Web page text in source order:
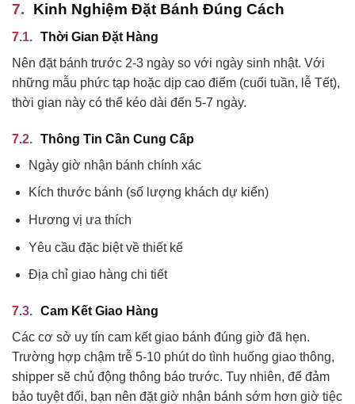
Kinh Nghiệm Đặt Bánh Đúng Cách
Thời Gian Đặt Hàng
Nên đặt bánh trước 2-3 ngày so với ngày sinh nhật. Với
những mẫu phức tạp hoặc dịp cao điểm (cuối tuần, lễ Tết),
thời gian này có thể kéo dài đến 5-7 ngày.
Thông Tin Cần Cung Cấp
Ngày giờ nhận bánh chính xác
Kích thước bánh (số lượng khách dự kiến)
Hương vị ưa thích
Yêu cầu đặc biệt về thiết kế
Địa chỉ giao hàng chi tiết
Cam Kết Giao Hàng
Các cơ sở uy tín cam kết giao bánh đúng giờ đã hẹn.
Trường hợp chậm trễ 5-10 phút do tình huống giao thông,
shipper sẽ chủ động thông báo trước. Tuy nhiên, để đảm
bảo tuyệt đối, bạn nên đặt giờ nhận bánh sớm hơn giờ tiệc